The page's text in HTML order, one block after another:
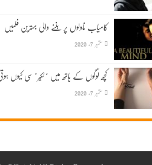
کامیاب ناولوں پر بننے والی بہترین فلمیں
ستمبر 7, 2020
کچھ لوگوں کے ہاتھ میں ‘لکیر’ سی کیوں
ستمبر 7, 2020